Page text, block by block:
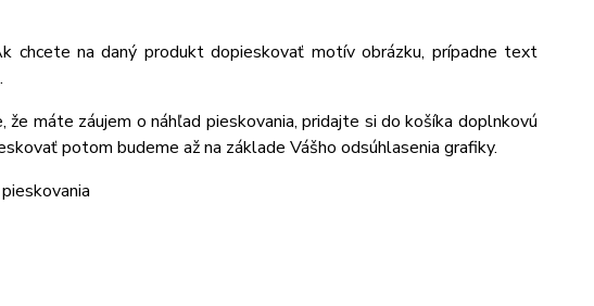
chcete na daný produkt dopieskovať motív obrázku, prípadne text
.
že máte záujem o náhľad pieskovania, pridajte si do košíka doplnkovú
potom budeme až na základe Vášho odsúhlasenia grafiky.